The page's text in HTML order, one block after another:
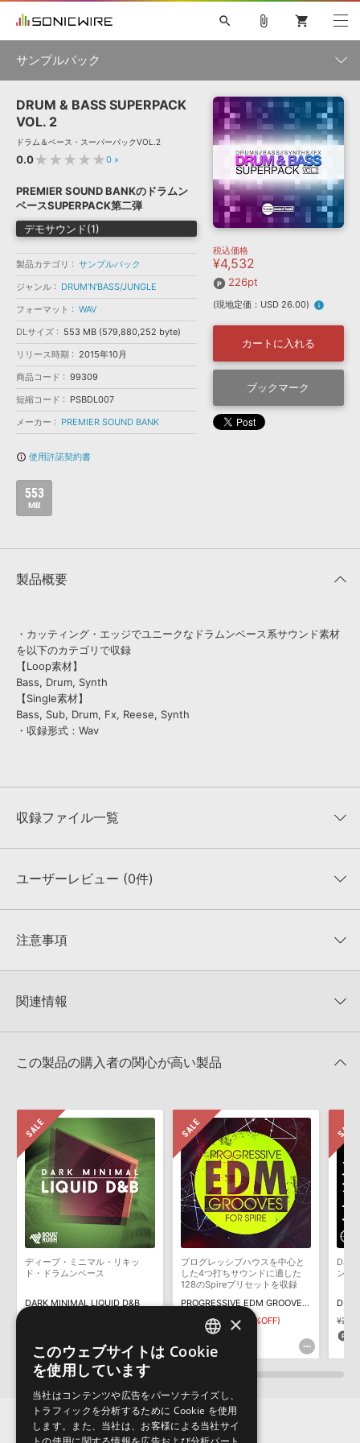
ソフト音源 »
プラグイン・エフェクト »
サンプルパック »
ソフトウェア／ツール »
DAW »
効果音 »
BGM »
特集 »
ニュースレター »
SONICWIREブログ »
製品サポート情報 »
DTMガイド »
FAQ »
お問い合わせ »
音楽カード
楽曲配信流通 サービス
無償のサウンド管理ソフト
APS
search
初音ミク NT 鏡音リン・レン V4X 巡音ルカ V4X
MEIKO V3
KAITO V3
TOONTRACK
SPITFIRE AUDIO
VIENNA
EZ DRUMMER 3
ライセンスフリーBGM
ボーカル抜き出し
DUBSTEP
ELECTRONICA
EDM TRANCE MUTANT
ROUTER.FM
ソフト音源 プラグイン・エフェクト
ソフトウェア／ツール 効果音
attach_file shopping_cart
サンプルパック
製品一覧
メーカー
フォーマット
ランキング
DRUM & BASS SUPERPACK
VOL. 2
ドラム＆ベース・スーパーパックVOL.2
0.0★★★★★0 »
PREMIER SOUND BANKのドラムン
ベースSUPERPACK第二弾
デモサウンド(1)
製品カテゴリ
サンプルパック
ジャンル
DRUM'N'BASS/JUNGLE
フォーマット
WAV
DLサイズ
553 MB (579,880,252 byte)
リリース時期
2015年10月
商品コード
99309
短縮コード
PSBDL007
メーカー
PREMIER SOUND BANK
info_outline 使用許諾契約書
553
MB
税込価格
¥4,532
226pt
(現地定価：USD 26.00) info
カートに入れる
ブックマーク
製品概要
・カッティング・エッジでユニークなドラムンベース系サウンド素材
を以下のカテゴリで収録
【Loop素材】
Bass, Drum, Synth
【Single素材】
Bass, Sub, Drum, Fx, Reese, Synth
・収録形式：Wav
収録ファイル一覧
収録ファイル一覧
ユーザーレビュー (0件)
★★★★★
★5
★4
★1
注意事項
KONTAKTフォーマットは、
でお使いいただけます。無償版のKONTAKT PLAYERではお使いい
4GBを超えるデータに関するご注意：FAT32でフォーマットされた
きます際には、NTFSやHFS＋でフォーマットされたHDDをご用意
いただく必要がございます。
製品の購入手続き完了後、受注確認メールとシリアルナンバーをお
知らせするメールの2通が送信されます。メールに記載されており
ます説明に沿って、製品のダウンロード／導入を行って下さい。
サンプルパック製品には、原則として日本語版操作マニュアルをご
用意しておりません。ご購入後のご不明点や詳細に関するお問い合
わせなどは
テクニカルサポート
までご連絡ください。
デモソングは、製品収録サウンドを使ってできることを紹介するた
めのデモンストレーション用の楽曲です。原則として、デモソング
そのものをお使いいただくことはできません。また、デモソングを
構成する全てのサウンドが、サンプルパックに含まれていることを
ダウンロード製品という性質上、一切の返品・返金はお受け付け致
しかねます。
関連情報
この製品の購入者の関心が高い製品
ディープ・ミニマル・リキッ
ド・ドラムンベース
DARK MINIMAL LIQUID D&B
プログレッシブハウスを中心と
した4つ打ちサウンドに適した
128のSpireプリセットを収録
PROGRESSIVE EDM GROOVES FOR SPIRE
¥2,442 ¥1,221(50%OFF)
61pt
DJ
ンク
ENGLISH
×
このウェブサイトは Cookie
を使用しています
当社はコンテンツや広告をパーソナライズし、
トラフィックを分析するために Cookie を使用
します。また、当社は、お客様による当社サイ